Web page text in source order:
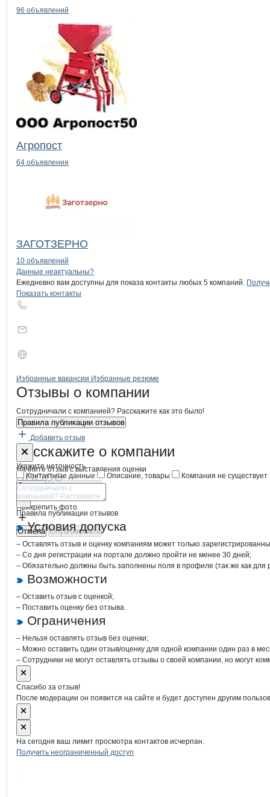
96 объявлений
Агропост
64 объявления
ЗАГОТЗЕРНО
10 объявлений
Контактыкомпании
+7(800)000-00-..
Данные неактуальны?
Ежедневно вам доступны для показа контакты любых 5 компаний.
Показать контакты
Брендыкомпани Ларик Александр
Вакансии вЛарик Александр
Избранные вакансии Избранные резюме
Новости oЛарик Александр
Отзывы о компании
Сотрудничали с компанией? Расскажите как это было!
Правила публикации отзывов
Добавить отзыв
Расскажите о компании
Начните отзыв с выставления оценки
Прикрепить фото
Отмена Опубликовать
Форма обратной связи о
Укажите неточность
Контактные данные
Описание, товары Компания не существует
Отмена Опубликовать
Правила публикации отзывов
Условия допуска
– Оставлять отзыв и оценку компаниям может только
– Со дня регистрации на портале должно пройти не менее 30 дней;
– Обязательно должны быть заполнены поля в профиле (так же как
Возможности
– Оставить отзыв с оценкой;
– Поставить оценку без отзыва.
Ограничения
– Нельзя оставлять отзыв без оценки;
– Можно оставить один отзыв/оценку для одной компании один раз в
– Сотрудники не могут оставлять отзывы о своей компании, но могут
Спасибо за отзыв!
После модерации он появится на сайте и будет доступен другим
На сегодня ваш лимит просмотра контактов исчерпан.
Получить неограниченный доступ